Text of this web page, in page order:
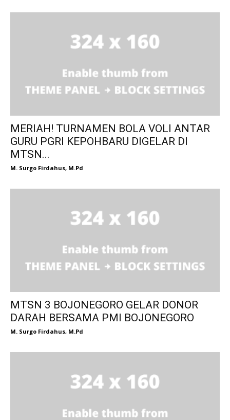
MERIAH! TURNAMEN BOLA VOLI ANTAR
GURU PGRI KEPOHBARU DIGELAR DI
MTSN...
M. Surgo Firdahus, M.Pd
MTSN 3 BOJONEGORO GELAR DONOR
DARAH BERSAMA PMI BOJONEGORO
M. Surgo Firdahus, M.Pd